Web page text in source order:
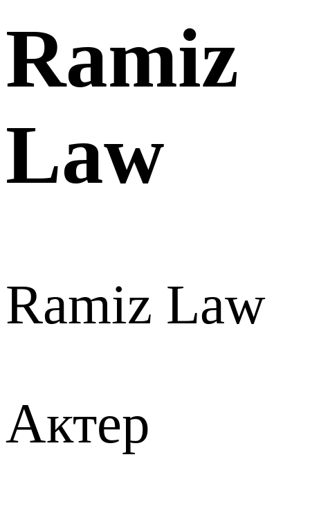
Ramiz
Law
Ramiz Law
Актер